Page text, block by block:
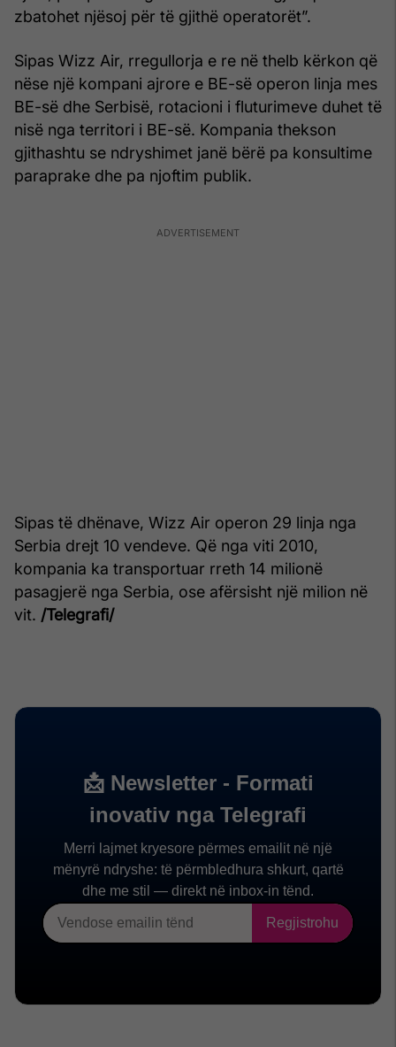
zbatohet njësoj për të gjithë operatorët”.
Sipas Wizz Air, rregullorja e re në thelb kërkon që
nëse një kompani ajrore e BE-së operon linja mes
BE-së dhe Serbisë, rotacioni i fluturimeve duhet të
nisë nga territori i BE-së. Kompania thekson
gjithashtu se ndryshimet janë bërë pa konsultime
paraprake dhe pa njoftim publik.
Sipas të dhënave, Wizz Air operon 29 linja nga
Serbia drejt 10 vendeve. Që nga viti 2010,
kompania ka transportuar rreth 14 milionë
pasagjerë nga Serbia, ose afërsisht një milion në
vit. /Telegrafi/